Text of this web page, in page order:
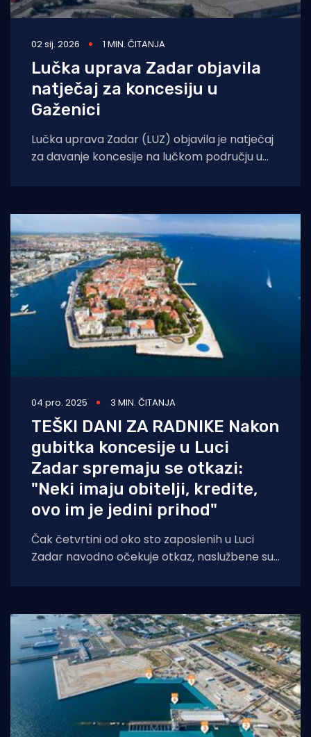
02 sij. 2026 1 MIN. ČITANJA
Lučka uprava Zadar objavila
natječaj za koncesiju u
Gaženici
Lučka uprava Zadar (LUZ) objavila je natječaj
za davanje koncesije na lučkom području u
04 pro. 2025 3 MIN. ČITANJA
TEŠKI DANI ZA RADNIKE Nakon
gubitka koncesije u Luci
Zadar spremaju se otkazi:
"Neki imaju obitelji, kredite,
ovo im je jedini prihod"
Čak četvrtini od oko sto zaposlenih u Luci
Zadar navodno očekuje otkaz, naslužbene su i